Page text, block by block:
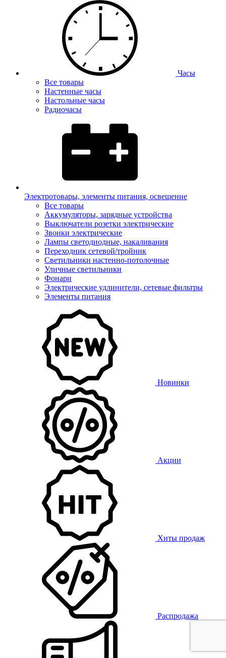
Часы
Все товары
Настенные часы
Настольные часы
Радиочасы
Электротовары, элементы питания, освещение
Все товары
Аккумуляторы, зарядные устройства
Выключатели розетки электрические
Звонки электрические
Лампы светодиодные, накаливания
Переходник сетевой/тройник
Светильники настенно-потолочные
Уличные светильники
Фонари
Электрические удлинители, сетевые фильтры
Элементы питания
Новинки
Акции
Хиты продаж
Распродажа